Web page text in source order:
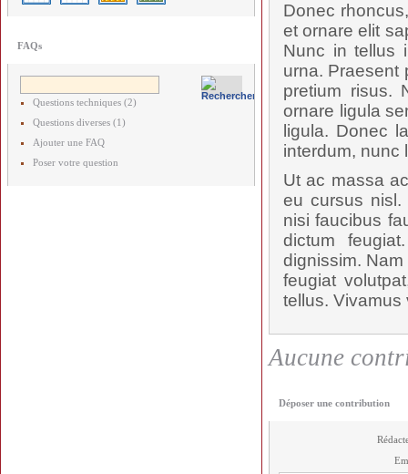
FAQs
Questions techniques (2)
Questions diverses (1)
Ajouter une FAQ
Poser votre question
Donec
et ornare elit
Nunc in tellus
urna. Praesent
pretium risus.
ornare ligula
ligula. Donec
interdum, nunc
Ut ac massa
eu cursus nisl.
nisi faucibus
dictum
dignissim.
feugiat
tellus. Vivamus
Aucune
Déposer une contribution